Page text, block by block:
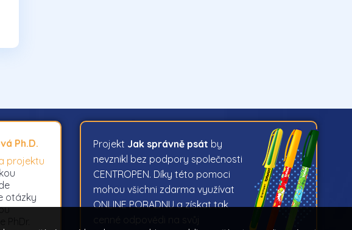
Ph.D.
projektu
otázky
Projekt Jak správně psát by
nevznikl bez podpory společnosti
CENTROPEN. Díky této pomoci
mohou všichni zdarma využívat
ONLINE PORADNU a získat tak